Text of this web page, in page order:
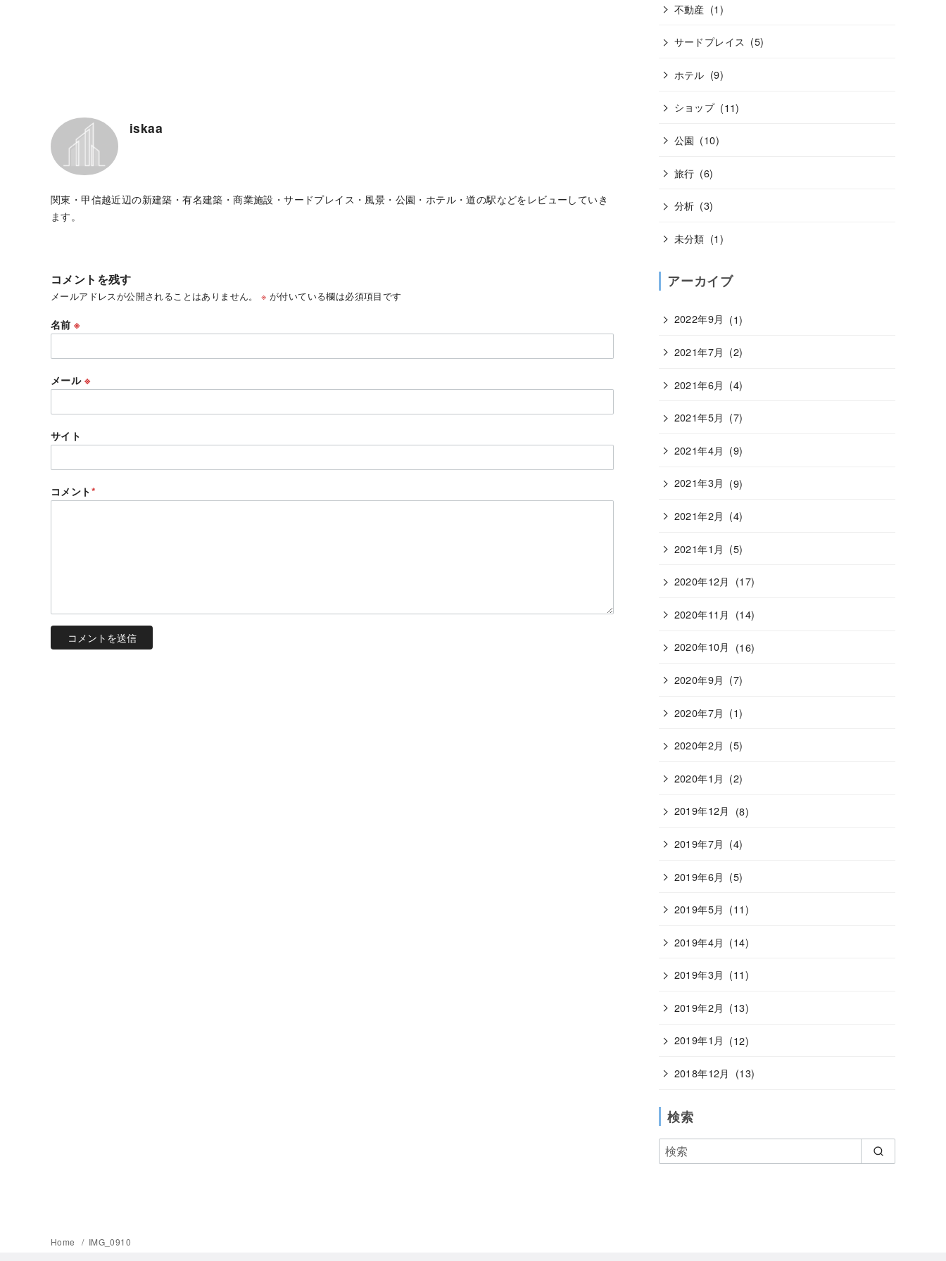
iskaa
関東・甲信越近辺の新建築・有名建築・商業施設・サードプレイス・風景・公園・ホテル・道の駅などをレビューしていき
ます。
コメントを残す
メールアドレスが公開されることはありません。 ※ が付いている欄は必須項目です
名前※
メール ※
サイト
コメント*
不動産 (1)
サードプレイス (5)
ホテル (9)
ショップ (11)
公園 (10)
旅行 (6)
分析 (3)
未分類 (1)
アーカイブ
2022年9月 (1)
2021年7月 (2)
2021年6月 (4)
2021年5月 (7)
2021年4月 (9)
2021年3月 (9)
2021年2月 (4)
2021年1月 (5)
2020年12月 (17)
2020年11月 (14)
2020年10月 (16)
2020年9月 (7)
2020年7月 (1)
2020年2月 (5)
2020年1月 (2)
2019年12月 (8)
2019年7月 (4)
2019年6月 (5)
2019年5月 (11)
2019年4月 (14)
2019年3月 (11)
2019年2月 (13)
2019年1月 (12)
2018年12月 (13)
検索
Home IMG_0910